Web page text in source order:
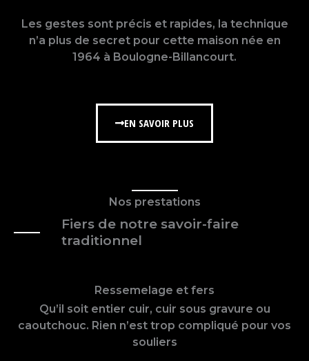
Les gestes sont précis et rapides, la technique
n’a plus de secret pour cette maison née en
1964 à Boulogne-Billancourt.
EN SAVOIR PLUS
Nos prestations
Fiers de notre savoir-faire
traditionnel
Ressemelage et fers
Qu’il soit entier cuir, cuir sous gravure ou
caoutchouc. Rien n’est trop compliqué pour vos
souliers